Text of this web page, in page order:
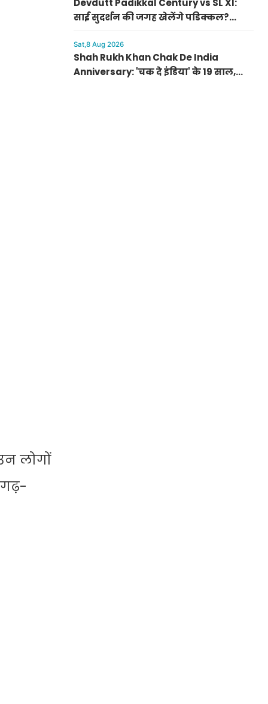
लोगों
Devdutt Padikkal Century vs SL XI:
साई सुदर्शन की जगह खेलेंगे पडिक्कल?
कोलंबो प्रैक्टिस मैच में जड़ा तूफानी शतक
Sat,8 Aug 2026
Shah Rukh Khan Chak De India
Anniversary: 'चक दे इंडिया' के 19 साल,